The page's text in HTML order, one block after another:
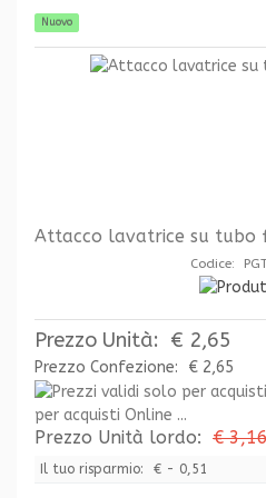
Nuovo
Attacco lavatrice su tubo
Codice:
Prezzo Unità: € 2,65
Prezzo Confezione:
€ 2,65
per acquisti Online ...
Prezzo Unità lordo: €
Il tuo risparmio: € - 0,51